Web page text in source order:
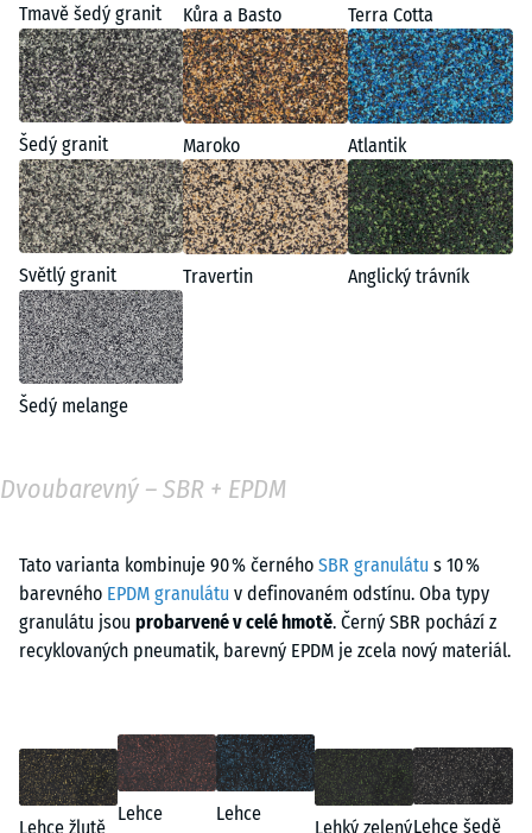
Tmavě šedý granit Kůra a Basto Terra Cotta
Šedý granit Maroko Atlantik
Světlý granit Travertin Anglický trávník
Šedý melange
Dvoubarevný – SBR + EPDM
Tato varianta kombinuje 90 % černého SBR granulátu s 10 %
barevného EPDM granulátu v definovaném odstínu. Oba typy
granulátu jsou probarvené v celé hmotě. Černý SBR pochází z
recyklovaných pneumatik, barevný EPDM je zcela nový materiál.
Lehce žlutě
Lehce
Lehce
Lehký zelenýLehce šedě